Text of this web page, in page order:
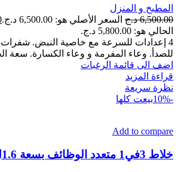
المطبخ و المنزل
6,500.00 د.ج السعر الأصلي هو: 6,500.00 د.ج.
الحالي هو: 5,800.00 د.ج.
4 إعدادات للسرعة مع خاصية النبض. شفرات
للصدأ. وعاء المفرمة و وعاء الكسارة. سعة الخلاط:
اضف الى قائمة الرغبات
قراءة المزيد
نظرة سريعة
-10%
بيعت كلها
Add to compare
خلاط 3في1 متعدد الوظائف بسعة 1.6ل 400 واط